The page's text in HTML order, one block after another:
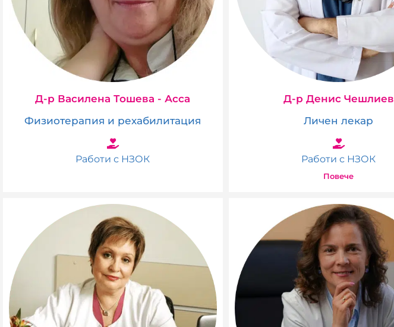
Д-р Василена Тошева - Асса
Физиотерапия и рехабилитация
Работи с НЗОК
Д-р Денис Чешлиев
Личен лекар
Работи с НЗОК
Повече